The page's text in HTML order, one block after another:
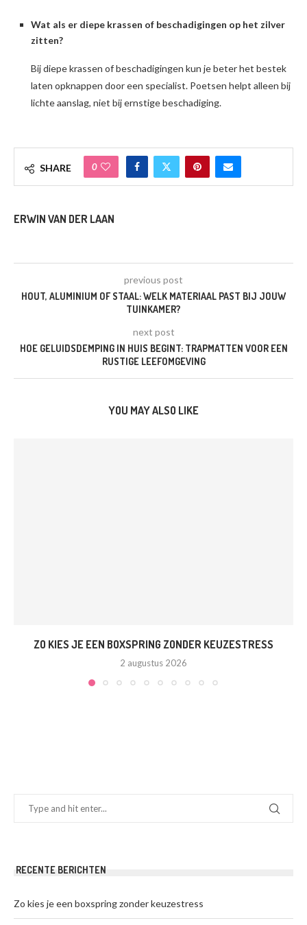
Wat als er diepe krassen of beschadigingen op het zilver
zitten?
Bij diepe krassen of beschadigingen kun je beter het bestek
laten opknappen door een specialist. Poetsen helpt alleen bij
lichte aanslag, niet bij ernstige beschadiging.
SHARE 0
ERWIN VAN DER LAAN
previous post
HOUT, ALUMINIUM OF STAAL: WELK MATERIAAL PAST BIJ JOUW
TUINKAMER?
next post
HOE GELUIDSDEMPING IN HUIS BEGINT: TRAPMATTEN VOOR EEN
RUSTIGE LEEFOMGEVING
YOU MAY ALSO LIKE
ZO KIES JE EEN BOXSPRING ZONDER KEUZESTRESS
2 augustus 2026
RECENTE BERICHTEN
Zo kies je een boxspring zonder keuzestress